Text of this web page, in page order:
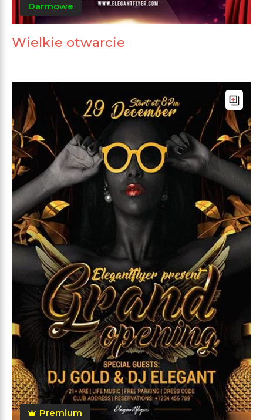
Darmowe
Wielkie otwarcie
Premium